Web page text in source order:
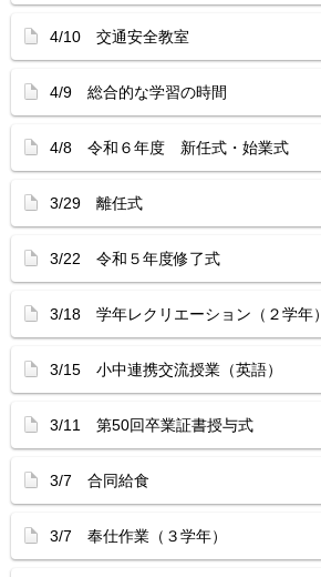
4/10 交通安全教室
4/9 総合的な学習の時間
4/8 令和６年度 新任式・始業式
3/29 離任式
3/22 令和５年度修了式
3/18 学年レクリエーション（２学年）
3/15 小中連携交流授業（英語）
3/11 第50回卒業証書授与式
3/7 合同給食
3/7 奉仕作業（３学年）